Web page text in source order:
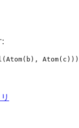
:
Atom(c)))